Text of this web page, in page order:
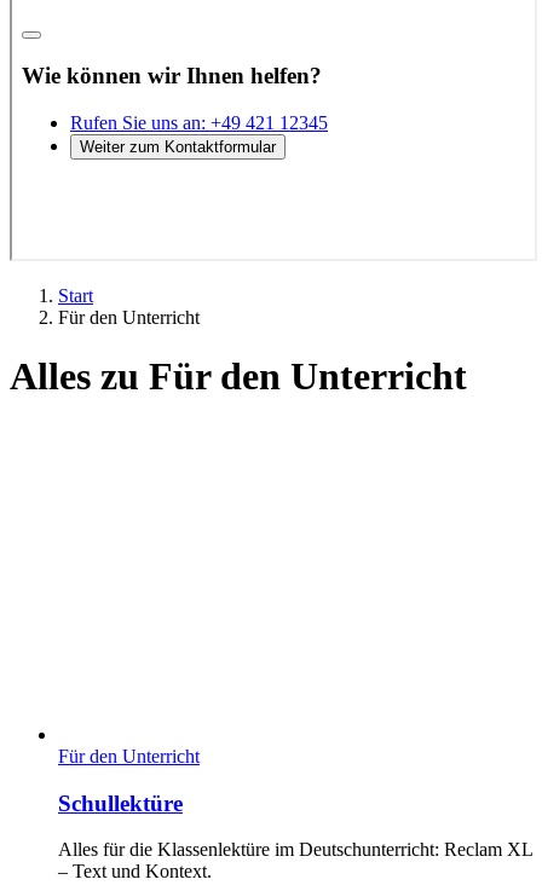
Start
Für den Unterricht
Alles zu Für den Unterricht
Für den Unterricht
Schullektüre
Alles für die Klassenlektüre im Deutschunterricht: Reclam XL
– Text und Kontext.